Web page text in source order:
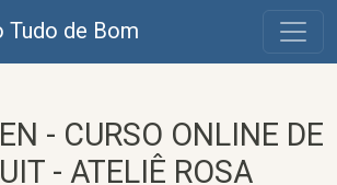
Tudo de Bom
- CURSO ONLINE DE
- ATELIÊ ROSA